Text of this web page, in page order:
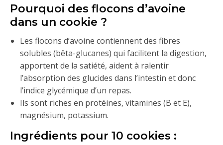
Pourquoi des flocons d’avoine
dans un cookie ?
Les flocons d’avoine contiennent des fibres
solubles (bêta-glucanes) qui facilitent la digestion,
apportent de la satiété, aident à ralentir
l’absorption des glucides dans l’intestin et donc
l’indice glycémique d’un repas.
Ils sont riches en protéines, vitamines (B et E),
magnésium, potassium.
Ingrédients pour 10 cookies :